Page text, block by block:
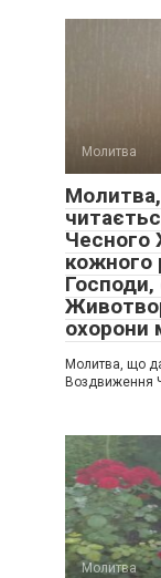
Молитва
Чесного
кожного
охорони
Молитва, що
Воздвиження
Молитва